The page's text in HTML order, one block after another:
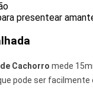
presentear
Cachorro mede
pode ser facilmente